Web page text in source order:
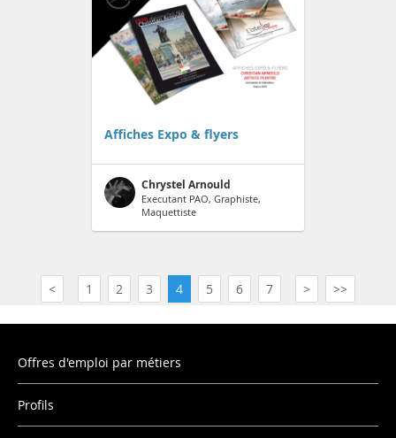
Affiches Expo & flyers
Chrystel Arnould
Executant PAO, Graphiste,
Maquettiste
< 1 2 3 4 5 6 7 > >>
Offres d'emploi par métiers
Profils